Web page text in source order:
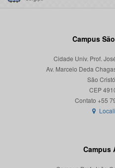
Campus
Cidade Univ. Prof.
Av. Marcelo Deda
São
CEP
Campus